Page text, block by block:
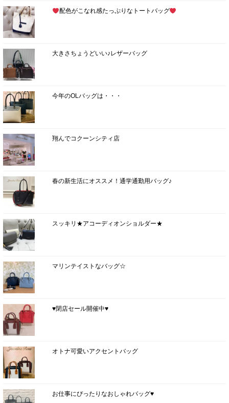
配色がこなれ感たっぷりなトートバッグ
大きさちょうどいい♪レザーバッグ
今年のOLバッグは・・・
翔んでコクーンシティ店
春の新生活にオススメ！通学通勤用バッグ♪
スッキリ★アコーディオンショルダー★
マリンテイストなバッグ☆
♥閉店セール開催中♥
オトナ可愛いアクセントバッグ
お仕事にぴったりなおしゃれバッグ♥